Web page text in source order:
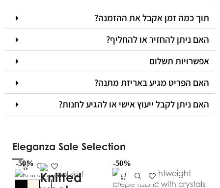
תוך כמה זמן אקבל את ההזמנה?
האם ניתן להחזיר או להחליף?
אפשרויות תשלום
האם הפריט מגיע באריזת מתנה?
האם ניתן לקבל ייעוץ אישי או להגיע לחנות?
Eleganza Sale Selection
-50% -50%